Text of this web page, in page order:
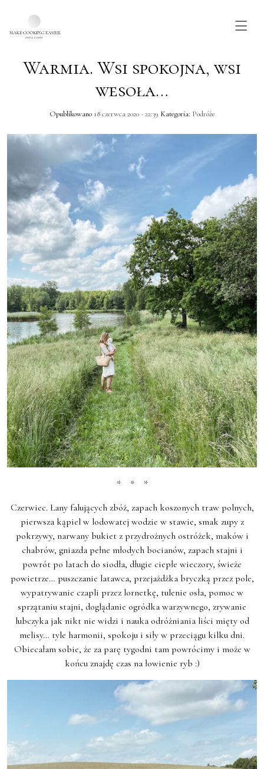
Skip to main content
Warmia. Wsi spokojna, wsi
wesoła…
Opublikowano 18 czerwca 2020 - 22:39 Kategoria: Podróże
* * *
Czerwiec. Łany falujących zbóż, zapach koszonych traw polnych,
pierwsza kąpiel w lodowatej wodzie w stawie, smak zupy z
pokrzywy, narwany bukiet z przydrożnych ostróżek, maków i
chabrów, gniazda pełne młodych bocianów, zapach stajni i
powrót po latach do siodła, długie ciepłe wieczory, świeże
powietrze… puszczanie latawca, przejażdżka bryczką przez pole,
wypatrywanie czapli przez lornetkę, tulenie osła, pomoc w
sprzątaniu stajni, doglądanie ogródka warzywnego, zrywanie
lubczyka jak nikt nie widzi i nauka odróżniania liści mięty od
melisy… tyle harmonii, spokoju i siły w przeciągu kilku dni.
Obiecałam sobie, że za parę tygodni tam powrócimy i może w
końcu znajdę czas na łowienie ryb :)